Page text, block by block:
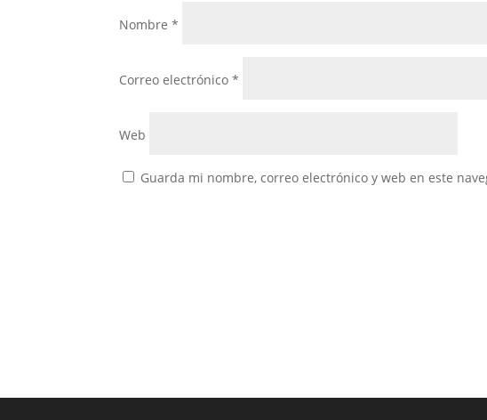
Nombre*
Correo electrónico*
Web
Guarda mi nombre, correo electrónico y web en este